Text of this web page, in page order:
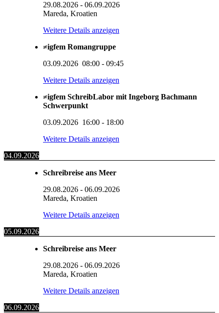
29.08.2026 - 06.09.2026
Mareda, Kroatien
Weitere Details anzeigen
≠igfem Romangruppe
03.09.2026 08:00 - 09:45
Weitere Details anzeigen
≠igfem SchreibLabor mit Ingeborg Bachmann
Schwerpunkt
03.09.2026 16:00 - 18:00
Weitere Details anzeigen
04.09.2026
Schreibreise ans Meer
29.08.2026 - 06.09.2026
Mareda, Kroatien
Weitere Details anzeigen
05.09.2026
Schreibreise ans Meer
29.08.2026 - 06.09.2026
Mareda, Kroatien
Weitere Details anzeigen
06.09.2026